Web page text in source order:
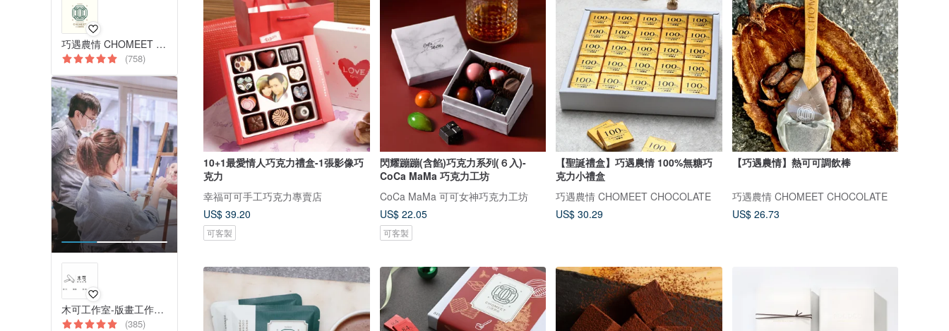
巧遇農情 CHOMEET CHOCOLATE
(758)
木可工作室-版畫工作室與藝術創作體驗
(385)
10+1最愛情人巧克力禮盒-1張影像巧
克力
幸福可可手工巧克力專賣店
US$ 39.20
可客製
閃耀蹦蹦(含餡)巧克力系列(６入)-
CoCa MaMa 巧克力工坊
CoCa MaMa 可可女神巧克力工坊
US$ 22.05
可客製
【聖誕禮盒】巧遇農情 100%無糖巧
克力小禮盒
巧遇農情 CHOMEET CHOCOLATE
US$ 30.29
【巧遇農情】熱可可調飲棒
巧遇農情 CHOMEET CHOCOLATE
US$ 26.73